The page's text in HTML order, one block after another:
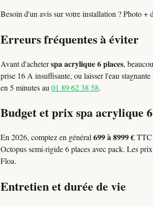
Besoin d'un avis sur votre installation ? Photo +
Erreurs fréquentes à éviter
Avant d'acheterspa acrylique 6 places,
prise 16 A insuffisante, ou laisser l'eau
en 5 minutes au 01 89 62 38 58.
Budget et prix spa acrylique
En 2026, comptez en général699 à 8999 €TTC
Octopus semi-rigide 6 places avec pack. Les
Floa.
Entretien et durée de vie